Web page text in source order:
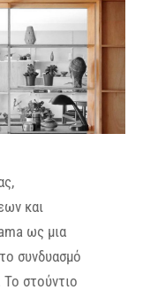
και
ως μια
συνδυασμό
Το στούντιο